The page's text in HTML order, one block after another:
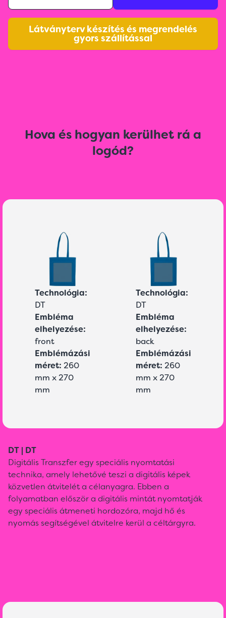
Látványterv készítés és megrendelés
gyors szállítással
Hova és hogyan kerülhet rá a
logód?
Technológia:
DT
Embléma
elhelyezése:
front
Emblémázási
méret: 260
mm x 270
mm
Technológia:
DT
Embléma
elhelyezése:
back
Emblémázási
méret: 260
mm x 270
mm
DT | DT
Digitális Transzfer egy speciális nyomtatási
technika, amely lehetővé teszi a digitális képek
közvetlen átvitelét a célanyagra. Ebben a
folyamatban először a digitális mintát nyomtatják
egy speciális átmeneti hordozóra, majd hő és
nyomás segítségével átvitelre kerül a céltárgyra.